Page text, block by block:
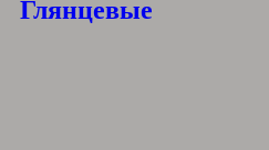
Глянцевые